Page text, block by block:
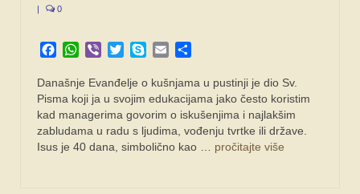
|
0
Facebook
WhatsApp
Viber TwitterSkypeEmail
Današnje Evanđelje o kušnjama u pustinji je dio Sv.
Pisma koji ja u svojim edukacijama jako često koristim
kad managerima govorim o iskušenjima i najlakšim
zabludama u radu s ljudima, vođenju tvrtke ili države.
Isus je 40 dana, simbolično kao … pročitajte više